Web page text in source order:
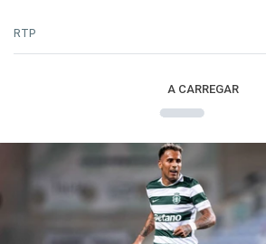
RTP
A CARREGAR